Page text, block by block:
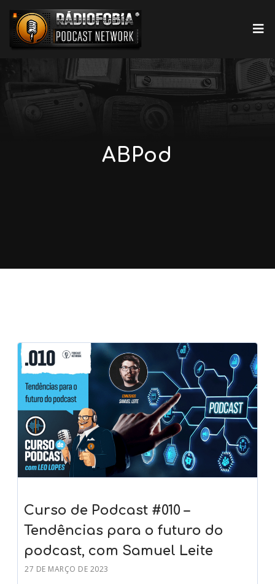
ABPod
Curso de Podcast #010 –
Tendências para o futuro do
podcast, com Samuel Leite
27 DE MARÇO DE 2023